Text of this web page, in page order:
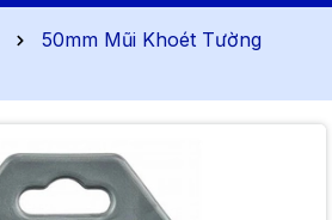
50mm Mũi Khoét Tường